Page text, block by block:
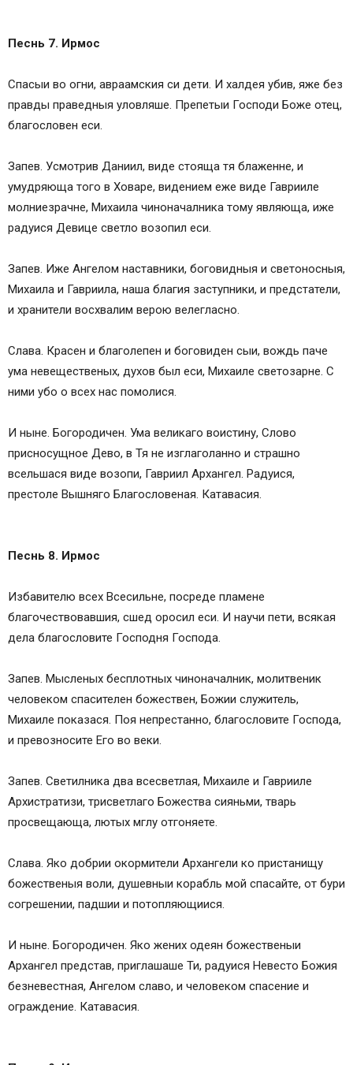
Песнь 7. Ирмос
Спасыи во огни, авраамския си дети. И халдея убив, яже без
правды праведныя уловляше. Препетыи Господи Боже отец,
благословен еси.
Запев. Усмотрив Даниил, виде стояща тя блаженне, и
умудряюща того в Ховаре, видением еже виде Гаврииле
молниезрачне, Михаила чиноначалника тому являюща, иже
радуися Девице светло возопил еси.
Запев. Иже Ангелом наставники, боговидныя и светоносныя,
Михаила и Гавриила, наша благия заступники, и предстатели,
и хранители восхвалим верою велегласно.
Слава. Красен и благолепен и боговиден сыи, вождь паче
ума невещественых, духов был еси, Михаиле светозарне. С
ними убо о всех нас помолися.
И ныне. Богородичен. Ума великаго воистину, Слово
присносущное Дево, в Тя не изглаголанно и страшно
всельшася виде возопи, Гавриил Архангел. Радуися,
престоле Вышняго Благословеная. Катавасия.
Песнь 8. Ирмос
Избавителю всех Всесильне, посреде пламене
благочествовавшия, сшед оросил еси. И научи пети, всякая
дела благословите Господня Господа.
Запев. Мысленых бесплотных чиноначалник, молитвеник
человеком спасителен божествен, Божии служитель,
Михаиле показася. Поя непрестанно, благословите Господа,
и превозносите Его во веки.
Запев. Светилника два всесветлая, Михаиле и Гаврииле
Архистратизи, трисветлаго Божества сияньми, тварь
просвещающа, лютых мглу отгоняете.
Слава. Яко добрии окормители Архангели ко пристанищу
божественыя воли, душевныи корабль мой спасайте, от бури
согрешении, падшии и потопляющиися.
И ныне. Богородичен. Яко жених одеян божественыи
Архангел представ, приглашаше Ти, радуися Невесто Божия
безневестная, Ангелом славо, и человеком спасение и
ограждение. Катавасия.